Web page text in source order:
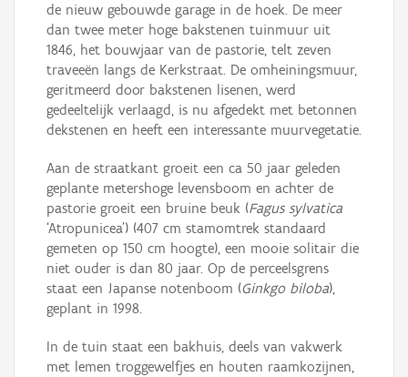
de nieuw gebouwde garage in de hoek. De meer
dan twee meter hoge bakstenen tuinmuur uit
1846, het bouwjaar van de pastorie, telt zeven
traveeën langs de Kerkstraat. De omheiningsmuur,
geritmeerd door bakstenen lisenen, werd
gedeeltelijk verlaagd, is nu afgedekt met betonnen
dekstenen en heeft een interessante muurvegetatie.
Aan de straatkant groeit een ca 50 jaar geleden
geplante metershoge levensboom en achter de
pastorie groeit een bruine beuk (Fagus sylvatica
‘Atropunicea’) (407 cm stamomtrek standaard
gemeten op 150 cm hoogte), een mooie solitair die
niet ouder is dan 80 jaar. Op de perceelsgrens
staat een Japanse notenboom (Ginkgo biloba),
geplant in 1998.
In de tuin staat een bakhuis, deels van vakwerk
met lemen troggewelfjes en houten raamkozijnen,